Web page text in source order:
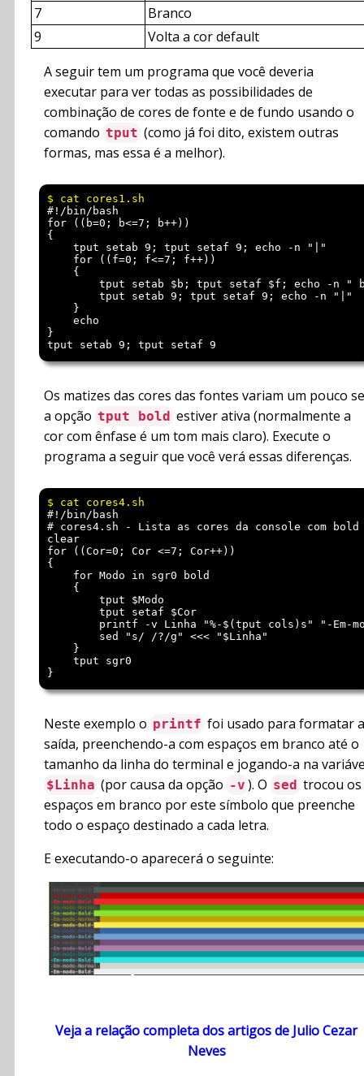
7
Branco
9
Volta a cor default
A seguir tem um programa que você deveria
executar para ver todas as possibilidades de
combinação de cores de fonte e de fundo usando o
comando tput (como já foi dito, existem outras
formas, mas essa é a melhor).
#!/bin/bash
for ((b=0; b<=7; b++))
{
    tput setab 9; tput setaf 9; echo -n "|"
    for ((f=0; f<=7; f++))
    {
tput setab $b; tput setaf $f; echo -n "
        tput setab 9; tput setaf 9; echo -n "|"
    }
    echo
}
Os matizes das cores das fontes variam um pouco se
a opção tput bold estiver ativa (normalmente a
cor com ênfase é um tom mais claro). Execute o
programa a seguir que você verá essas diferenças.
#!/bin/bash
# cores4.sh - Lista as cores da console com bold
clear
for ((Cor=0; Cor <=7; Cor++))
{
    for Modo in sgr0 bold
    {
        tput $Modo
        tput setaf $Cor
printf -v Linha "%-$(tput cols)s" "-Em-
        sed "s/ /?/g" <<< "$Linha"
    }
    tput sgr0
}
Neste exemplo o printf foi usado para formatar a
saída, preenchendo-a com espaços em branco até o
tamanho da linha do terminal e jogando-a na
$Linha (por causa da opção -v ). O sed trocou os
espaços em branco por este símbolo que preenche
todo o espaço destinado a cada letra.
E executando-o aparecerá o seguinte:
Veja a relação completa dos artigos de Julio Cezar
Neves